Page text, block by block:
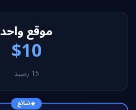
موقع واحد
$10
15 رصيد
شائع